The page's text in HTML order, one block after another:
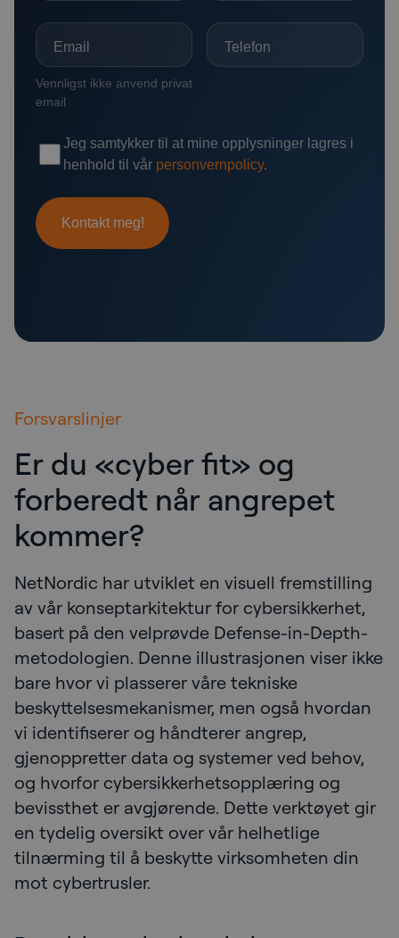
Forsvarslinjer
Er du «cyber fit» og
forberedt når angrepet
kommer?
NetNordic har utviklet en visuell fremstilling
av vår konseptarkitektur for cybersikkerhet,
basert på den velprøvde Defense-in-Depth-
metodologien. Denne illustrasjonen viser ikke
bare hvor vi plasserer våre tekniske
beskyttelsesmekanismer, men også hvordan
vi identifiserer og håndterer angrep,
gjenoppretter data og systemer ved behov,
og hvorfor cybersikkerhetsopplæring og
bevissthet er avgjørende. Dette verktøyet gir
en tydelig oversikt over vår helhetlige
tilnærming til å beskytte virksomheten din
mot cybertrusler.